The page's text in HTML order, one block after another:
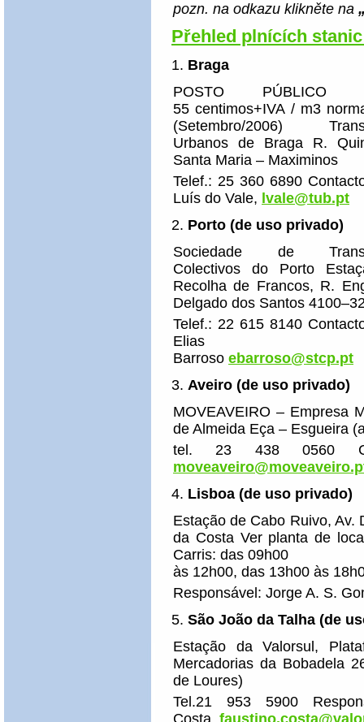
pozn. na odkazu klikněte na
Přehled plnících
Braga
POSTO PÚBLICO
55 centimos+IVA / m3
(Setembro/2006)
Urbanos de Braga R.
Santa Maria – Maximinos
Telef.: 25 360 6890
Luís do Vale, lvale@tub.pt
Porto (de uso privado)
Sociedade de
Colectivos do Porto
Recolha de Francos, R.
Delgado dos Santos
Telef.: 22 615 8140
Elias
Barroso ebarroso@stcp.pt
Aveiro (de uso privado)
MOVEAVEIRO – Empresa
de Almeida Eça – Esgueira
tel. 23 438 0560
moveaveiro@
Lisboa (de uso privado)
Estação de Cabo Ruivo, Av.
da Costa Ver planta de
Carris: das 09h00
às 12h00, das 13h00 às
Responsável: Jorge A. S.
São João da Talha (de
Estação da Valorsul,
Mercadorias da Bobadela
de Loures)
Tel.21 953 5900
Costa, faustino.costa@